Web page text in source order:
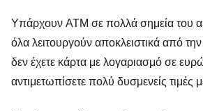
Υπάρχουν ΑΤΜ σε πολλά σημεία του
όλα λειτουργούν αποκλειστικά από
δεν έχετε κάρτα με λογαριασμό σε
αντιμετωπίσετε πολύ δυσμενείς τιμές